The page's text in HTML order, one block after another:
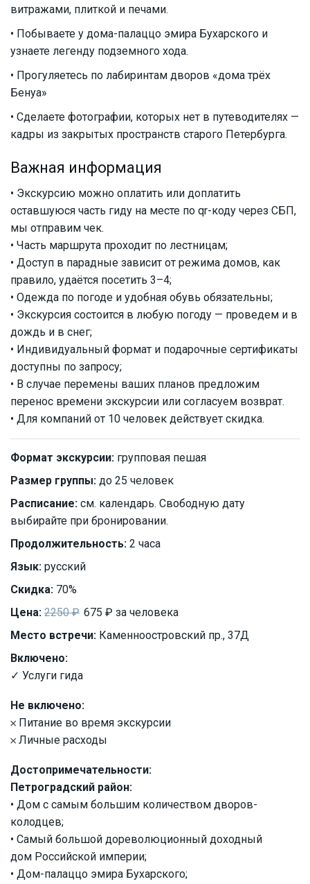
витражами, плиткой и печами.
• Побываете у дома-палаццо эмира Бухарского и
узнаете легенду подземного хода.
• Прогуляетесь по лабиринтам дворов «дома трёх
Бенуа»
• Сделаете фотографии, которых нет в путеводителях —
кадры из закрытых пространств старого Петербурга.
Важная информация
• Экскурсию можно оплатить или доплатить
оставшуюся часть гиду на месте по qr-коду через СБП,
мы отправим чек.
• Часть маршрута проходит по лестницам;
• Доступ в парадные зависит от режима домов, как
правило, удаётся посетить 3–4;
• Одежда по погоде и удобная обувь обязательны;
• Экскурсия состоится в любую погоду — проведем и в
дождь и в снег;
• Индивидуальный формат и подарочные сертификаты
доступны по запросу;
• В случае перемены ваших планов предложим
перенос времени экскурсии или согласуем возврат.
• Для компаний от 10 человек действует скидка.
Формат экскурсии: групповая пешая
Размер группы: до 25 человек
Расписание: см. календарь. Свободную дату
выбирайте при бронировании.
Продолжительность: 2 часа
Язык: русский
Скидка: 70%
Цена: 2250 ₽ 675 ₽ за человека
Место встречи: Каменноостровский пр., 37Д
Включено:
✓ Услуги гида
Не включено:
𐄂 Питание во время экскурсии
𐄂 Личные расходы
Достопримечательности:
Петроградский район:
• Дом с самым большим количеством дворов-
колодцев;
• Самый большой дореволюционный доходный
дом Российской империи;
• Дом-палаццо эмира Бухарского;